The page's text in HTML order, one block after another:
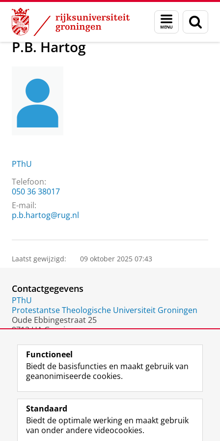
Skip
Content
Skip
Navigation
Menu
en
zoeken
Over ons P.B. Hartog
P.B. Hartog
PThU
Telefoon:
050 36 38017
E-mail:
p.b.hartog@rug.nl
Laatst gewijzigd: 09 oktober 2025 07:43
Contactgegevens
PThU
Protestantse Theologische Universiteit Groningen
Oude Ebbingestraat 25
9712 HA Groningen
Volg de RUG
F
a
e
b
L
i
k
e
R
S
-
f
I
n
t
Y
o
T
Studiekiezers
Functioneel
Biedt de basisfuncties en maakt gebruik van
geanonimiseerde cookies.
Standaard
Biedt de optimale werking en maakt gebruik
van onder andere videocookies.